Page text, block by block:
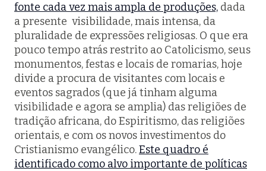
fonte cada vez mais ampla de produções, dada
a presente visibilidade, mais intensa, da
pluralidade de expressões religiosas. O que era
pouco tempo atrás restrito ao Catolicismo, seus
monumentos, festas e locais de romarias, hoje
divide a procura de visitantes com locais e
eventos sagrados (que já tinham alguma
visibilidade e agora se amplia) das religiões de
tradição africana, do Espiritismo, das religiões
orientais, e com os novos investimentos do
Cristianismo evangélico.Este quadro é
identificado como alvo importante de políticas